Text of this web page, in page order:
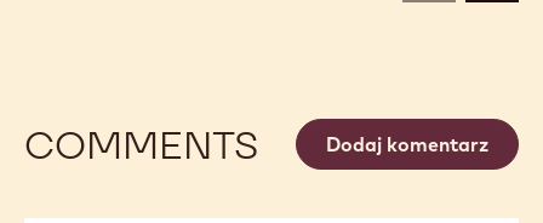
COMMENTS Dodaj komentarz